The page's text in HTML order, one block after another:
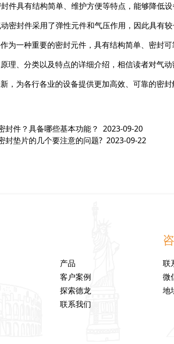
件具有结构简单、维护方便等特点，能够降低设
密封件采用了弹性元件和气压作用，因此具有较
为一种重要的密封元件，具有结构简单、密封
理、分类以及特点的详细介绍，相信读者对气
，为各行各业的设备提供更加高效、可靠的密封
封件？具备哪些基本功能？ 2023-09-20
封垫片的几个要注意的问题? 2023-09-22
产品
客户案例
探索德龙
联系我们
联
微
地